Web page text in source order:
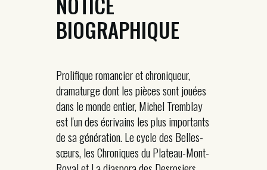
BIOGRAPHIQUE
Prolifique romancier et chroniqueur,
dramaturge dont les pièces sont jouées
dans le monde entier, Michel Tremblay
est l'un des écrivains les plus importants
de sa génération. Le cycle des Belles-
sœurs, les Chroniques du Plateau-Mont-